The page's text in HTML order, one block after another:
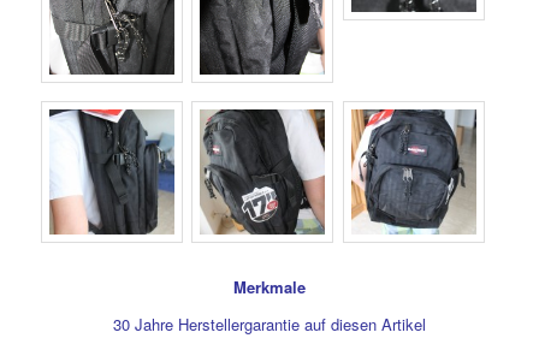
Merkmale
30 Jahre Herstellergarantie auf diesen Artikel